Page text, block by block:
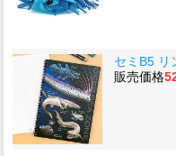
セミB5 リ
販売価格